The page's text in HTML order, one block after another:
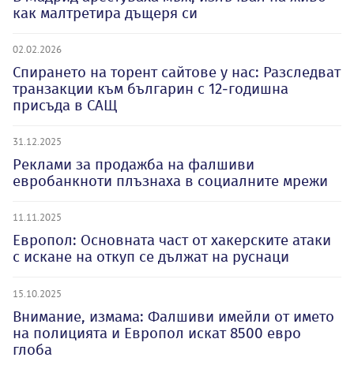
как малтретира дъщеря си
02.02.2026
Спирането на торент сайтове у нас: Разследват
транзакции към българин с 12-годишна
присъда в САЩ
31.12.2025
Реклами за продажба на фалшиви
евробанкноти плъзнаха в социалните мрежи
11.11.2025
Европол: Основната част от хакерските атаки
с искане на откуп се дължат на руснаци
15.10.2025
Внимание, измама: Фалшиви имейли от името
на полицията и Европол искат 8500 евро
глоба